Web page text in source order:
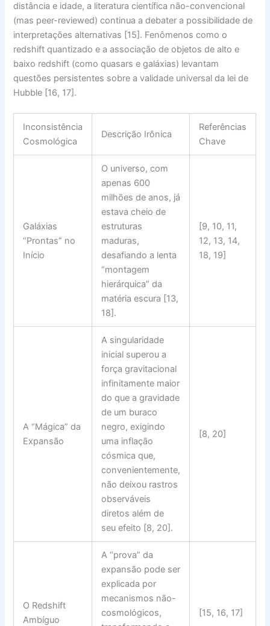
distância e idade, a literatura científica não-convencional
(mas peer-reviewed) continua a debater a possibilidade de
interpretações alternativas [15]. Fenômenos como o
redshift quantizado e a associação de objetos de alto e
baixo redshift (comoquasars e galáxias) levantam
questões persistentes sobre a validade universal da lei de
Hubble [16, 17].
Inconsistência
Cosmológica
Descrição Irônica
Referências
Chave
Galáxias
“Prontas” no
Início
O universo, com
apenas 600
milhões de anos, já
estava cheio de
estruturas
maduras,
desafiando a lenta
“montagem
hierárquica” da
matéria escura [13,
18].
[9, 10, 11,
12, 13, 14,
18, 19]
A “Mágica” da
Expansão
A singularidade
inicial superou a
força gravitacional
infinitamente maior
do que a gravidade
de um buraco
negro, exigindo
uma inflação
cósmica que,
convenientemente,
não deixou rastros
observáveis
diretos além de
seu efeito [8, 20].
[8, 20]
O Redshift
Ambíguo
A “prova” da
expansão pode ser
explicada por
mecanismos não-
cosmológicos,
[15, 16, 17]